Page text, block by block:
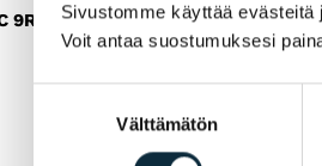
Sivustomme käyttää
Voit antaa suostumuksesi
Välttämätön
9R EPT Silver
SRAM
Road
52,97